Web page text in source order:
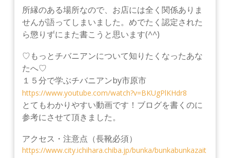
所縁のある場所なので、お店には全く関係ありま
せんが語ってしまいました。 めでたく認定された
ら懲りずにまた書こうと思います(^^)
♡もっとチバニアンについて知りたくなったあな
たへ♡
１５分で学ぶチバニアンby市原市
https://www.youtube.com/watch?v=BKUgPlKHdr8
とてもわかりやすい動画です！ブログを書くのに
参考にさせて頂きました。
アクセス・注意点（長靴必須）
https://www.city.ichihara.chiba.jp/bunka/bunkabunkazait